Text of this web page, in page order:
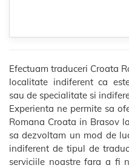
Efectuam traduceri Croata
localitate indiferent ca
sau de specialitate si
Experienta ne permite sa
Romana Croata in Brasov
sa dezvoltam un mod de
indiferent de tipul de
serviciile noastre fara a fi